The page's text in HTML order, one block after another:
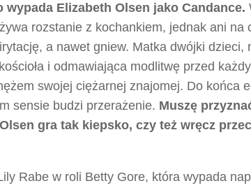
Elizabeth Olsen jako Candance.
rozstanie z kochankiem, jednak ani na
a nawet gniew. Matka dwójki dzieci,
i odmawiająca modlitwę przed
swojej ciężarnej znajomej. Do końca
sensie budzi przerażenie. Muszę
gra tak kiepsko, czy też wręcz
Rabe w roli Betty Gore, która wypada